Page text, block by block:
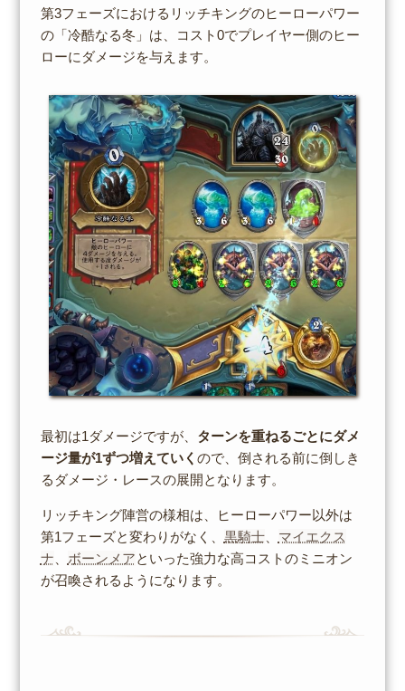
第3フェーズにおけるリッチキングのヒーローパワー
の「冷酷なる冬」は、コスト0でプレイヤー側のヒー
ローにダメージを与えます。
最初は1ダメージですが、 ターンを重ねるごとにダメ
ージ量が1ずつ増えていく ので、倒される前に倒しき
るダメージ・レースの展開となります。
リッチキング陣営の様相は、ヒーローパワー以外は
第1フェーズと変わりがなく、 黒騎士、 マイエクス
ナ、 ボーンメアといった強力な高コストのミニオン
が召喚されるようになります。